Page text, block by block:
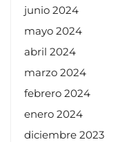
junio 2024
mayo 2024
abril 2024
marzo 2024
febrero 2024
enero 2024
diciembre 2023